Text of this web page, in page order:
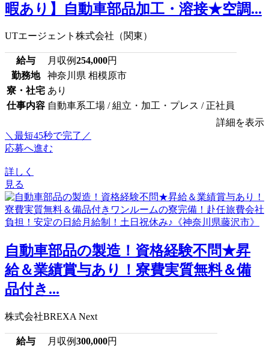
暇あり】自動車部品加工・溶接★空調...
UTエージェント株式会社（関東）
給与 月収例254,000円
勤務地
神奈川県 相模原市
寮・社宅 あり
仕事内容 自動車系工場 / 組立・加工・プレス / 正社員
詳細を表示
＼最短45秒で完了／
応募へ進む
詳しく
見る
自動車部品の製造！資格経験不問★昇
給＆業績賞与あり！寮費実質無料＆備
品付き...
株式会社BREXA Next
給与 月収例300,000円